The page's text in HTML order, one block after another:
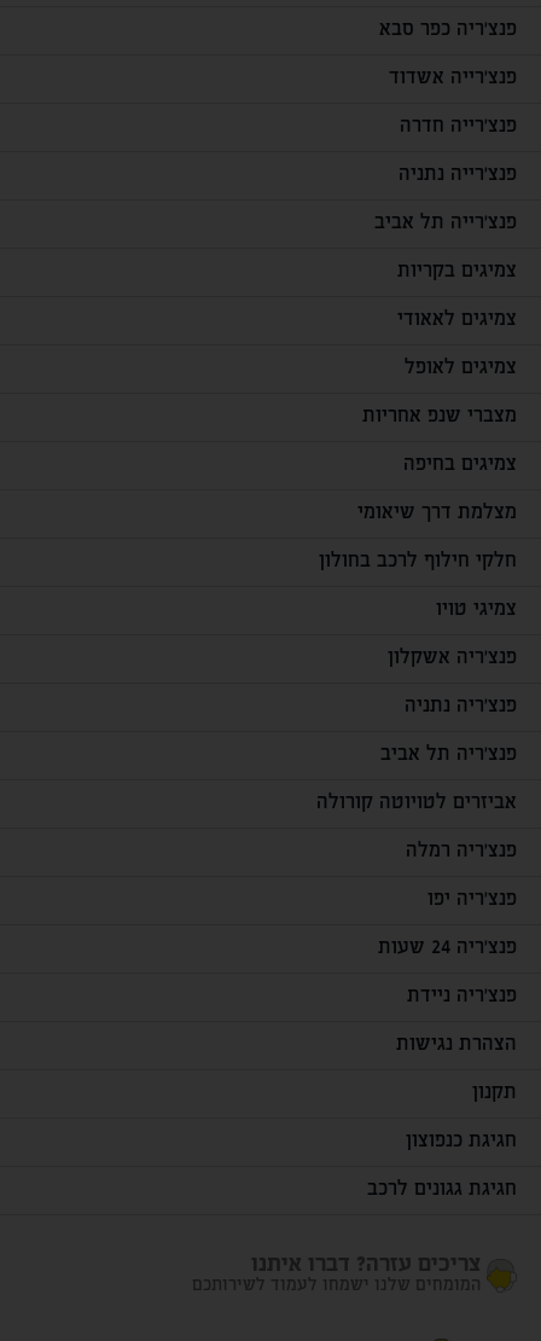
פנצ'ריה כפר סבא
פנצ'רייה אשדוד
פנצ'רייה חדרה
פנצ'רייה נתניה
פנצ'רייה תל אביב
צמיגים בקריות
צמיגים לאאודי
צמיגים לאופל
מצברי שנפ אחריות
צמיגים בחיפה
מצלמת דרך שיאומי
חלקי חילוף לרכב בחולון
צמיגי טויו
פנצ'ריה אשקלון
פנצ'ריה נתניה
פנצ'ריה תל אביב
אביזרים לטויוטה קורולה
פנצ'ריה רמלה
פנצ'ריה יפו
פנצ'ריה 24 שעות
פנצ'ריה ניידת
הצהרת נגישות
תקנון
חגיגת כנפוצון
חגיגת גגונים לרכב
צריכים עזרה? דברו איתנו
המומחים שלנו ישמחו לעמוד לשירותכם